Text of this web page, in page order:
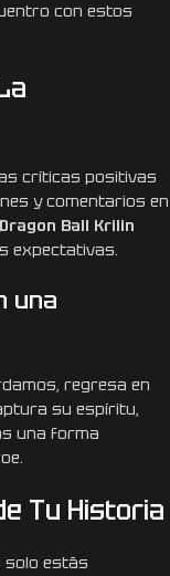
con estos
críticas positivas
y comentarios en
Ball Krilin
expectativas.
una
regresa en
su espíritu,
una forma
Tu Historia
solo estás